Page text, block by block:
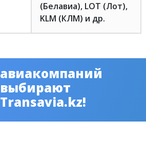
(Белавиа), LOT (Лот),
KLM (КЛМ) и др.
авиакомпаний
выбирают
Transavia.kz!